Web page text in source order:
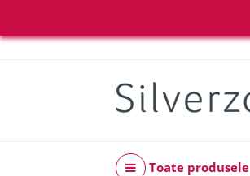
Toate produsele